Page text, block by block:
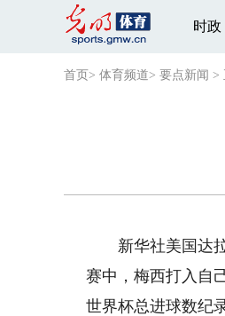
时政
首页 > 体育频道> 要点新闻 >
新华社美国达拉
赛中，梅西打入自
世界杯总进球数纪